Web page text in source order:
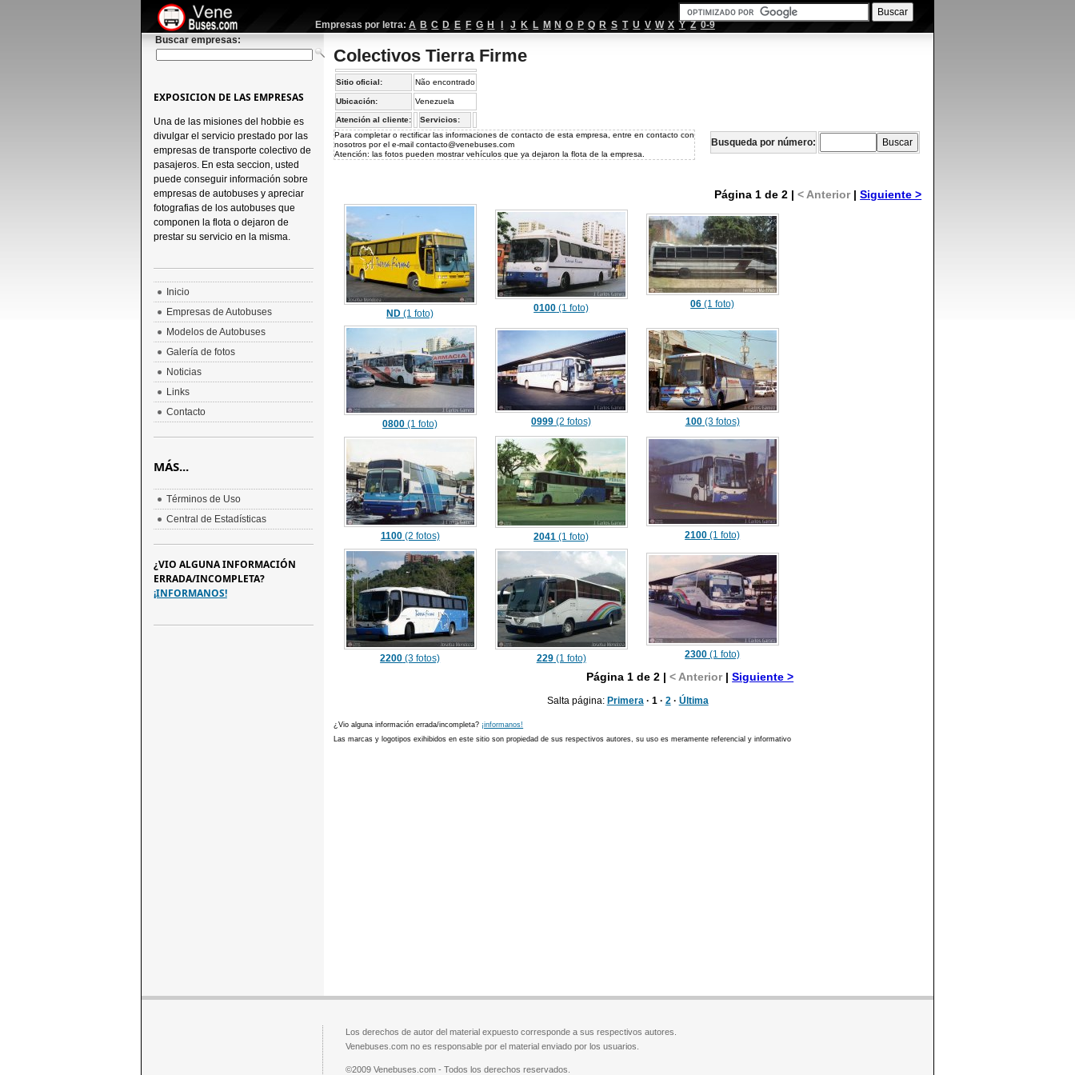
Empresas por letra: A B C D E F G H J K L M N O P Q R S T U V W X Y Z 0-9
Buscar empresas:
Colectivos Tierra Firme
Sitio oficial: Não encontrado
Ubicación: Venezuela
Atención al cliente:
Servicios:
Para completar o rectificar las informaciones de contacto de esta empresa, entre en contacto con
nosotros por el e-mailcontacto@venebuses.com
Atención: las fotos pueden mostrar vehículos que ya dejaron la flota de la empresa.
Busqueda por número:
Página 1 de 2 |< Anterior|Siguiente >
ND (1 foto) 0100 (1 foto) 06 (1 foto)
0800 (1 foto) 0999 (2 fotos) 100(3 fotos)
1100(2 fotos) 2041 (1 foto) 2100 (1 foto)
2200 (3 fotos) 229(1 foto) 2300 (1 foto)
Página 1 de 2 |< Anterior|Siguiente >
Salta página: Primera· 1 · 2· Última
¿Vio alguna información errada/incompleta? ¡informanos!
Las marcas y logotipos exihibidos en este sitio son propiedad de sus respectivos autores, su uso es meramente referencial y informativo
EXPOSICION DE LAS EMPRESAS
Una de las misiones del hobbie es
divulgar el servicio prestado por las
empresas de transporte colectivo de
pasajeros. En esta seccion, usted
puede conseguir información sobre
empresas de autobuses y apreciar
fotografias de los autobuses que
componen la flota o dejaron de
prestar su servicio en la misma.
Inicio
Empresas de Autobuses
Modelos de Autobuses
Galería de fotos
Noticias
Links
Contacto
MÁS...
Términos de Uso
Central de Estadísticas
¿VIO ALGUNA INFORMACIÓN
ERRADA/INCOMPLETA?
¡INFORMANOS!
Los derechos de autor del material expuesto corresponde a sus respectivos autores.
Venebuses.com no es responsable por el material enviado por los usuarios.
©2009 Venebuses.com - Todos los derechos reservados.